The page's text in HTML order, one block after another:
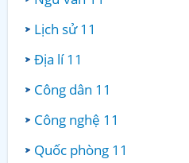
Lịch sử 11
Địa lí 11
Công dân 11
Công nghệ 11
Quốc phòng 11